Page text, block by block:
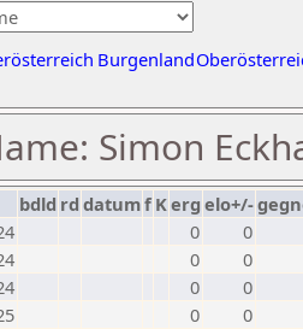
Burgenland
Simon
bdld rd datumf Kerg elo+/-
0
0
0
0
0
0
0
0